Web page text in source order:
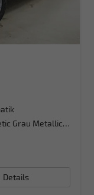
Magnetic Grau Metallic (S7)
Details